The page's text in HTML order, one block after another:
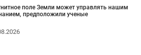
поле Земли может управлять нашим
предположили ученые